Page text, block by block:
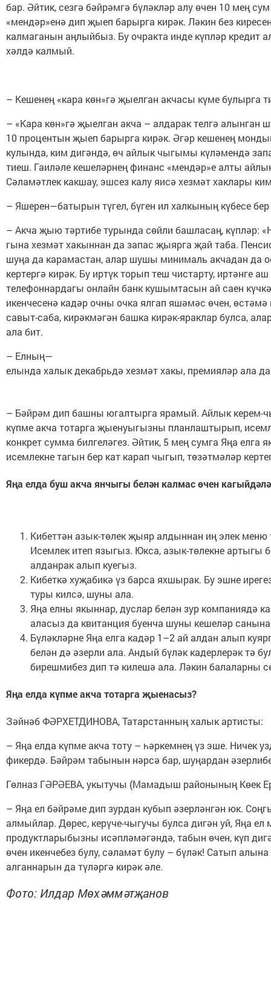
бар. Әйтик, сезгә бәйрәмгә бүләкләр алу өчен 10 мең
«мендәр»енә дип җыеп барырга кирәк. Ләкин без
калмаганын аңлыйбыз. Бу очракта инде күпләр
хәлдә калмый.
– Кешенең «кара көн»гә җыелган акчасы күме булырга
– «Кара көн»гә җыелган акча – алдарак телгә алынган
10 процентын җыеп барырга кирәк. Әгәр кешенең
кулында, ким дигәндә, өч айлык чыгымы күләмендә
тиеш. Гаиләле кешеләрнең финанс «мендәр»е алты
Сәламәтлек какшау, эшсез калу яисә хезмәт хаклары
– Яшерен—батырын түгел, бүген ил халкының күбесе
– Акча җыю тәртибе турында сөйли башласаң, күпләр:
гына хезмәт хакыннан да запас җыярга җай таба.
шуңа да карамастан, алар шушы минималь акчадан да
кертергә кирәк. Бу иртүк торып теш чистарту, иртәнге
телефоннардагы онлайн банк кушымтасын ай саен
икенчесенә кадәр очны очка ялгап яшәмәс өчен,
савыт-саба, кирәкмәгән башка кирәк-яраклар булса,
ала бит.
– Елның—
елында халык декабрьдә хезмәт хакы, премияләр ала
– Бәйрәм дип башны югалтырга ярамый. Айлык керем-
күпме акча тотарга җыенуыгызны планлаштырып,
конкрет сумма билгеләгез. Әйтик, 5 мең сумга Яңа
исемлекне тагын бер кат карап чыгып, төзәтмәләр
Яңа елда буш акча янчыгы белән калмас өчен
Кибеттән азык-төлек җыяр алдыннан иң элек меню
Исемлек итеп языгыз. Юкса, азык-төлекне артыгы
алданрак алып куегыз.
Кибеткә хуҗабикә үз барса яхшырак. Бу эшне
туры килсә, шуны ала.
Яңа елны якыннар, дуслар белән зур компаниядә
аласыз да квитанция буенча шуны кешеләр
Бүләкләрне Яңа елга кадәр 1–2 ай алдан алып
белән дә әзерли ала. Андый бүләк кадерлерәк тә
бирешмибез дип тә килешә ала. Ләкин балаларны
Яңа елда күпме акча тотарга җыенасыз?
Зәйнәб ФӘРХЕТДИНОВА, Татарстанның халык артисты:
– Яңа елда күпме акча тоту – һәркемнең үз эше.
фикердә. Бәйрәм табынын нәрсә бар, шуңардан
Гөлназ ГӘРӘЕВА, укытучы (Мамадыш районының Көек
– Яңа ел бәйрәме дип зурдан кубып әзерләнгән юк.
алмыйлар. Дөрес, керүче-чыгучы булса дигән уй, Яңа
продуктларыбызны исәпләмәгәндә, табын өчен, күп
өчен икенчебез булу, сәламәт булу – бүләк! Сатып
алганнарын да түләргә кирәк әле.
Фото: Илдар Мөхәммәтҗанов